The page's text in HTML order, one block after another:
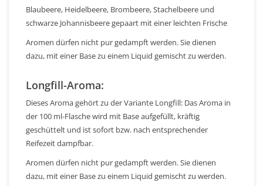
Blaubeere, Heidelbeere, Brombeere, Stachelbeere und
schwarze Johannisbeere gepaart mit einer leichten Frische
Aromen dürfen nicht pur gedampft werden. Sie dienen
dazu, mit einer Base zu einem Liquid gemischt zu werden.
Longfill-Aroma:
Dieses Aroma gehört zu der Variante Longfill: Das Aroma in
der 100 ml-Flasche wird mit Base aufgefüllt, kräftig
geschüttelt und ist sofort bzw. nach entsprechender
Reifezeit dampfbar.
Aromen dürfen nicht pur gedampft werden. Sie dienen
dazu, mit einer Base zu einem Liquid gemischt zu werden.